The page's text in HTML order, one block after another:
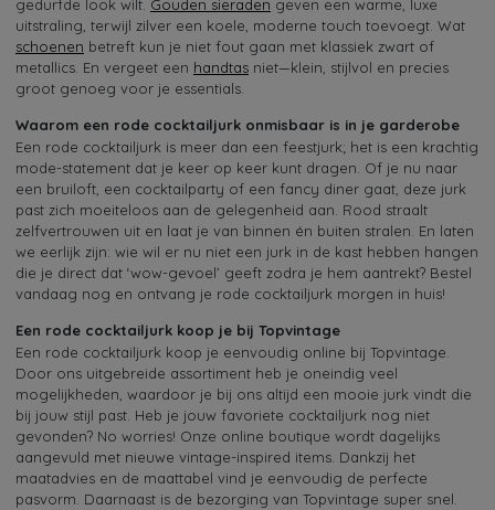
gedurfde look wilt. Gouden sieraden geven een warme, luxe
uitstraling, terwijl zilver een koele, moderne touch toevoegt. Wat
schoenen betreft kun je niet fout gaan met klassiek zwart of
metallics. En vergeet een handtas niet—klein, stijlvol en precies
groot genoeg voor je essentials.
Waarom een rode cocktailjurk onmisbaar is in je garderobe
Een rode cocktailjurk is meer dan een feestjurk; het is een krachtig
mode-statement dat je keer op keer kunt dragen. Of je nu naar
een bruiloft, een cocktailparty of een fancy diner gaat, deze jurk
past zich moeiteloos aan de gelegenheid aan. Rood straalt
zelfvertrouwen uit en laat je van binnen én buiten stralen. En laten
we eerlijk zijn: wie wil er nu niet een jurk in de kast hebben hangen
die je direct dat ‘wow-gevoel’ geeft zodra je hem aantrekt? Bestel
vandaag nog en ontvang je rode cocktailjurk morgen in huis!
Een rode cocktailjurk koop je bij Topvintage
Een rode cocktailjurk koop je eenvoudig online bij Topvintage.
Door ons uitgebreide assortiment heb je oneindig veel
mogelijkheden, waardoor je bij ons altijd een mooie jurk vindt die
bij jouw stijl past. Heb je jouw favoriete cocktailjurk nog niet
gevonden? No worries! Onze online boutique wordt dagelijks
aangevuld met nieuwe vintage-inspired items. Dankzij het
maatadvies en de maattabel vind je eenvoudig de perfecte
pasvorm. Daarnaast is de bezorging van Topvintage super snel.